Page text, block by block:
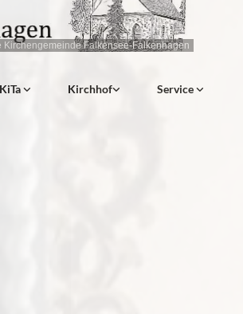
Falkensee-Falkenhagen
KiTa Kirchhof Service